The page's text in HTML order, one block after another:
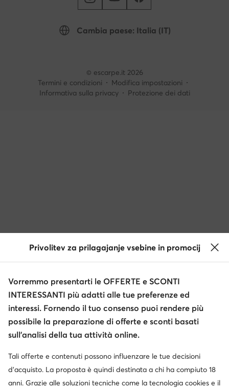
Cambia paese: Italia (IT)
© escarpe.it 2026
Termini e condizioni
Modifica impostazioni
Informativa sulla privacy
Protezione dei dati
Privolitev za prilagajanje vsebine in promocij
Vorremmo presentarti le OFFERTE e SCONTI
INTERESSANTI più adatti alle tue preferenze ed
interessi. Fornendo il tuo consenso puoi rendere più
possibile la preparazione di offerte e sconti basati
sull’analisi della tua attività online.
Tali offerte e contenuti possono influenzare le tue decisioni
d’acquisto. La proposta è quindi destinata a chi ha compiuto 18
anni. Grazie alle soluzioni tecniche come la tecnologia cookies e il